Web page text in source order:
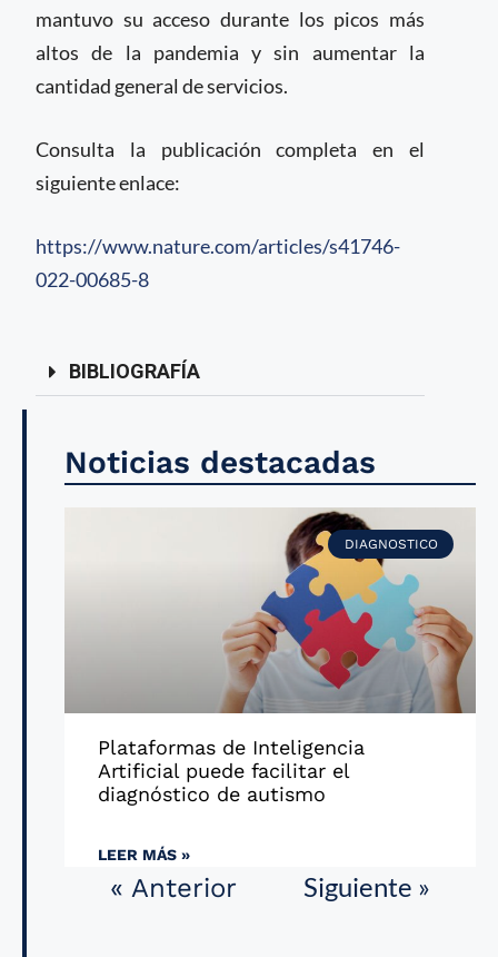
mantuvo su acceso durante los picos más
altos de la pandemia y sin aumentar la
cantidad general de servicios.
Consulta la publicación completa en el
siguiente enlace:
https://www.nature.com/articles/s41746-
022-00685-8
BIBLIOGRAFÍA
Noticias destacadas
DIAGNOSTICO
Plataformas de Inteligencia
Artificial puede facilitar el
diagnóstico de autismo
LEER MÁS »
« Anterior Siguiente »